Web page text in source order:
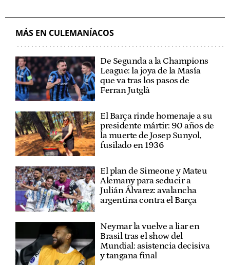
MÁS EN CULEMANÍACOS
De Segunda a la Champions
League: la joya de la Masía
que va tras los pasos de
Ferran Jutglà
El Barça rinde homenaje a su
presidente mártir: 90 años de
la muerte de Josep Sunyol,
fusilado en 1936
El plan de Simeone y Mateu
Alemany para seducir a
Julián Álvarez: avalancha
argentina contra el Barça
Neymar la vuelve a liar en
Brasil tras el show del
Mundial: asistencia decisiva
y tangana final